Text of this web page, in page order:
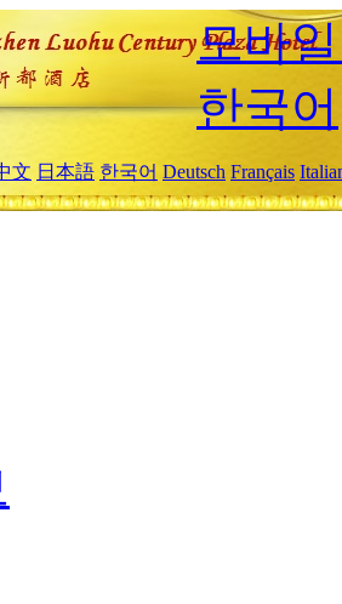
모바
한국어
文 日本語 한국어 Deutsch Français